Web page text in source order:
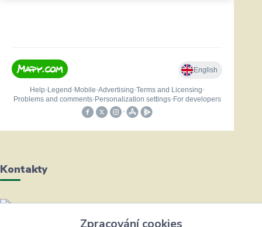
Kontakty
Helena BayerováZpracování cookies